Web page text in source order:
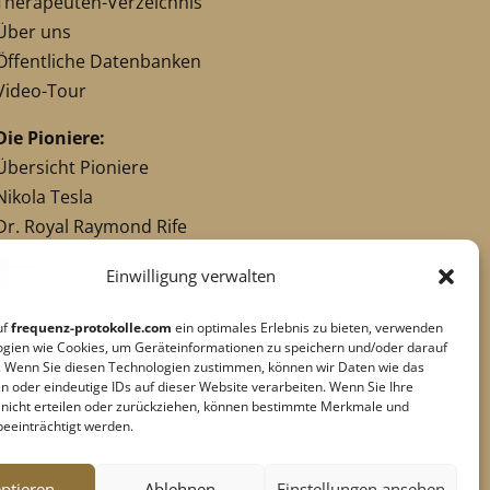
Einwilligung verwalten
frequenz-protokolle.com ein optimales Erlebnis zu bieten, verwenden
wie Cookies, um Geräteinformationen zu speichern und/oder darauf
Sie diesen Technologien zustimmen, können wir Daten wie das
oder eindeutige IDs auf dieser Website verarbeiten. Wenn Sie Ihre
erteilen oder zurückziehen, können bestimmte Merkmale und
werden.
uns
Datenbanken
Tour
Pioniere:
Pioniere
Tesla
Royal Raymond Rife
Robert C. Beck
Pioniere
|Datenschutz
Barrierefreiheit